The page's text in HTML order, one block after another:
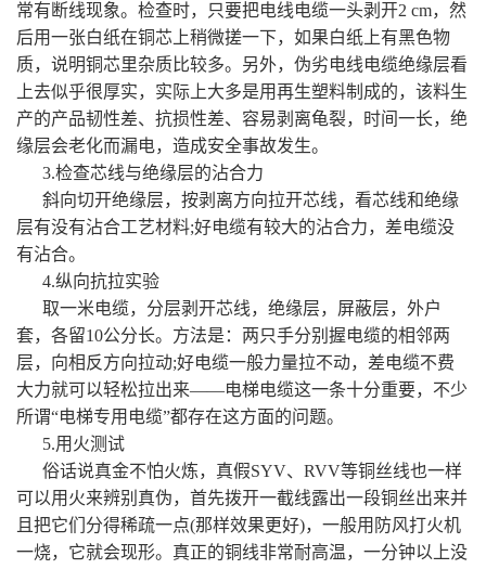
常有断线现象。检查时，只要把电线电缆一头剥开2 cm，然
后用一张白纸在铜芯上稍微搓一下，如果白纸上有黑色物
质，说明铜芯里杂质比较多。另外，伪劣电线电缆绝缘层看
上去似乎很厚实，实际上大多是用再生塑料制成的，该料生
产的产品韧性差、抗损性差、容易剥离龟裂，时间一长，绝
缘层会老化而漏电，造成安全事故发生。
3.检查芯线与绝缘层的沾合力
斜向切开绝缘层，按剥离方向拉开芯线，看芯线和绝缘
层有没有沾合工艺材料;好电缆有较大的沾合力，差电缆没
有沾合。
4.纵向抗拉实验
取一米电缆，分层剥开芯线，绝缘层，屏蔽层，外户
套，各留10公分长。方法是：两只手分别握电缆的相邻两
层，向相反方向拉动;好电缆一般力量拉不动，差电缆不费
大力就可以轻松拉出来——电梯电缆这一条十分重要，不少
所谓“电梯专用电缆”都存在这方面的问题。
5.用火测试
俗话说真金不怕火炼，真假SYV、RVV等铜丝线也一样
可以用火来辨别真伪，首先拨开一截线露出一段铜丝出来并
且把它们分得稀疏一点(那样效果更好)，一般用防风打火机
一烧，它就会现形。真正的铜线非常耐高温，一分钟以上没